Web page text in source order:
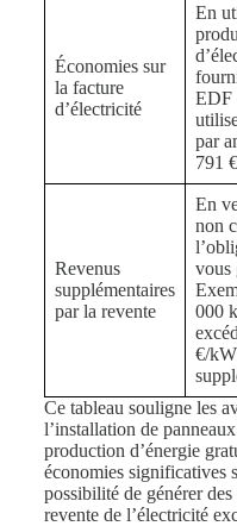
Économies sur
la facture
d’électricité
En
EDF
par
791
Revenus
supplémentaires
par la revente
En
non
vous
000
€/
Ce tableau souligne les
l’installation de
production d’énergie
économies significatives
possibilité de générer
revente de l’électricité